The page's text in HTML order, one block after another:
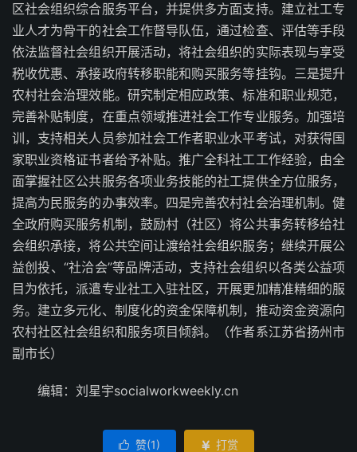
区社会组织综合服务平台，并提供多方面支持。建立社工专
业人才为骨干的社会工作督导队伍，通过检查、评估等手段
依法监督社会组织开展活动，将社会组织的实际表现与享受
税收优惠、承接政府转移职能和购买服务等挂钩。三是提升
农村社会治理效能。研究制定相应政策、标准和职业规范，
完善补贴制度，在重点领域推进社会工作专业服务。加强培
训，支持相关人员参加社会工作者职业水平考试，对获得国
家职业资格证书者给予补贴。推广全科社工工作经验，由全
面掌握社区公共服务各项业务技能的社工提供全方位服务，
提高为民服务的办事效率。四是完善农村社会治理机制。健
全政府购买服务机制，鼓励村（社区）将公共事务转移给社
会组织承接，将公共空间让渡给社会组织服务；继续开展公
益创投、“社洽会”等品牌活动，支持社会组织以各类公益项
目为依托，派遣专业社工入驻社区，开展更加精准精细的服
务。建立多元化、制度化的资金保障机制，推动资金资源向
农村社区社会组织和服务项目倾斜。（作者系江苏省扬州市
副市长）
编辑：刘星宇socialworkweekly.cn
 赞(1)  打赏